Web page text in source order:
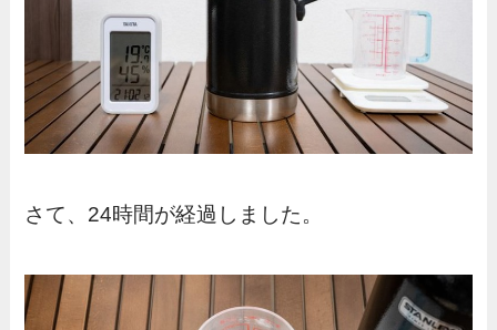
さて、24時間が経過しました。